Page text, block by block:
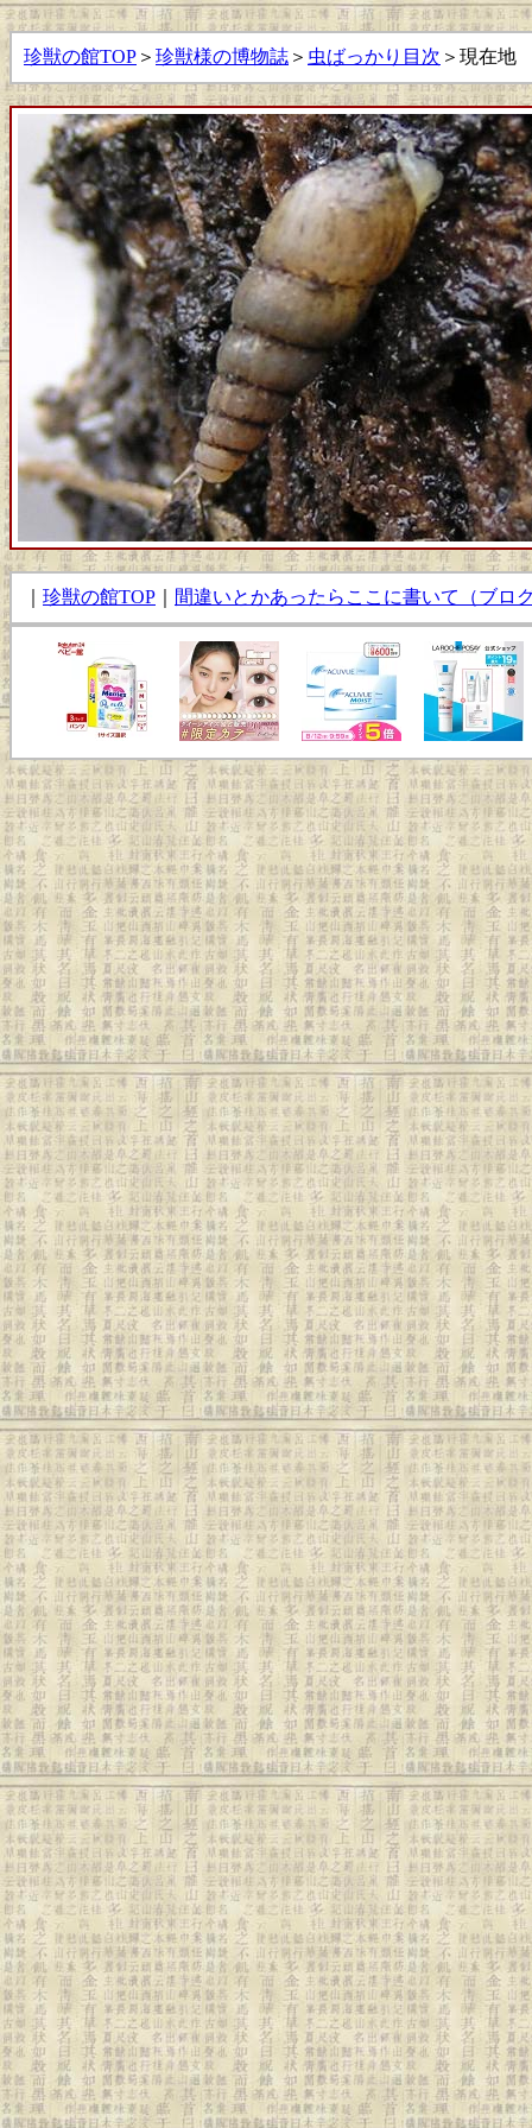
珍獣の館TOP ＞ 珍獣様の博物誌 ＞ 虫ばっかり目次 ＞現在地
珍獣の館TOP 間違いとかあったらここに書いて（ブロ